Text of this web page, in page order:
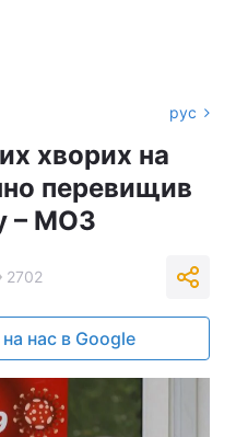
рус
хворих на
перевищив
– МОЗ
2702
нас в Google